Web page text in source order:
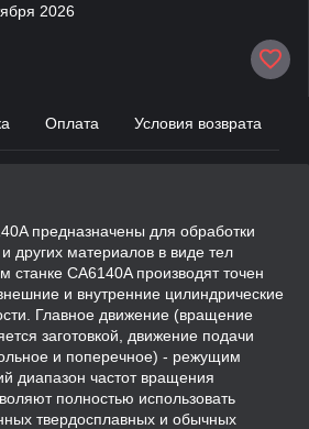
2026
Оплата Условия возврата
предназначены для обработки
других материалов в виде тел
станке CA6140A производят точен
и внутренние цилиндрические
Главное движение (вращение
заготовкой, движение подачи
и поперечное) - режущим
диапазон частот вращения
полностью использовать
твердосплавных и обычных